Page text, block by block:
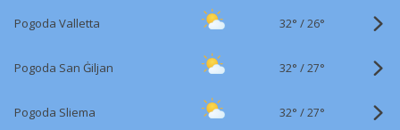
Pogoda Valletta 32° /26°
Pogoda San Ġiljan 32° /27°
Pogoda Sliema 32° /27°